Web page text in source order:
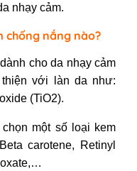
nhạy cảm.
chống nắng nào?
cho da nhạy cảm
với làn da như:
(TiO2).
một số loại kem
carotene, Retinyl